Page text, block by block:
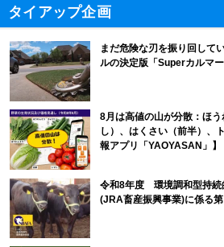
タイアップ企画
まだ危険な刃を振り回して
ルの決定版「Superカルマー
8月は高値の山が分散：ほ
し）、はくさい（前半）、
報アプリ「YAOYASAN」】
令和8年度 環境調和型持続
(JRA畜産振興事業)に係る